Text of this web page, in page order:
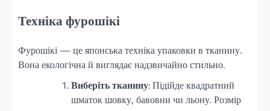
Техніка фурошікі
Фурошікі — це японська техніка упаковки в тканину.
Вона екологічна й виглядає надзвичайно стильно.
Виберіть тканину: Підійде квадратний
шматок шовку, бавовни чи льону. Розмір